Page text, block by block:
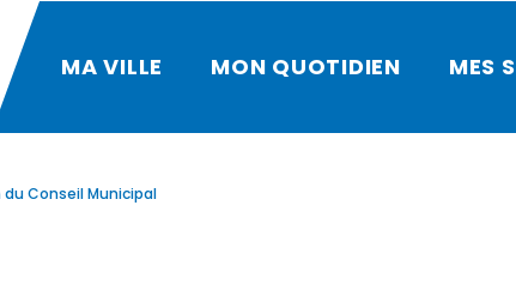
MA VILLE MON QUOTIDIEN MES
du Conseil Municipal